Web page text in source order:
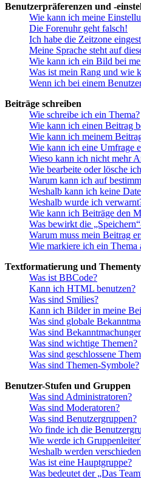
Benutzerpräferenzen und -
Wie kann ich meine
Die Forenuhr geht falsch!
Ich habe die Zeitzone
Meine Sprache steht auf
Wie kann ich ein Bild bei
Was ist mein Rang und wie
Wenn ich bei einem
Beiträge schreiben
Wie schreibe ich ein Thema?
Wie kann ich einen Beitrag
Wie kann ich meinem
Wie kann ich eine Umfrage
Wieso kann ich nicht mehr
Wie bearbeite oder lösche
Warum kann ich auf
Weshalb kann ich keine
Weshalb wurde ich
Wie kann ich Beiträge den
Was bewirkt die
Warum muss mein Beitrag
Wie markiere ich ein Thema
Textformatierung und
Was ist BBCode?
Kann ich HTML benutzen?
Was sind Smilies?
Kann ich Bilder in meine
Was sind globale
Was sind
Was sind wichtige Themen?
Was sind geschlossene
Was sind Themen-Symbole?
Benutzer-Stufen und Gruppen
Was sind Administratoren?
Was sind Moderatoren?
Was sind Benutzergruppen?
Wo finde ich die
Wie werde ich
Weshalb werden
Was ist eine Hauptgruppe?
Was bedeutet der „Das